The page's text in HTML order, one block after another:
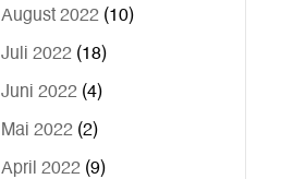
August 2022 (10)
Juli 2022 (18)
Juni 2022 (4)
Mai 2022 (2)
April 2022 (9)